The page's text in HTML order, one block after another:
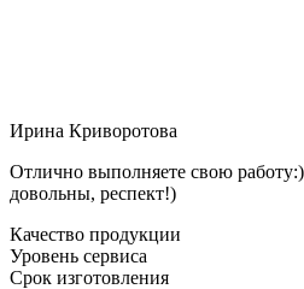
Ирина Криворотова
Отлично выполняете свою работу:)
довольны, респект!)
Качество продукции
Уровень сервиса
Срок изготовления